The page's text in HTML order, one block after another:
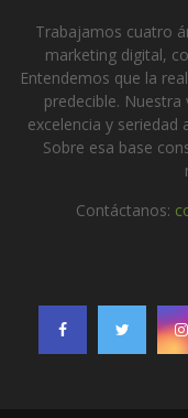
Trabajamos cuatro
marketing digital,
Entendemos que la
predecible. Nuestra
excelencia y
Sobre esa base
Contáctanos: